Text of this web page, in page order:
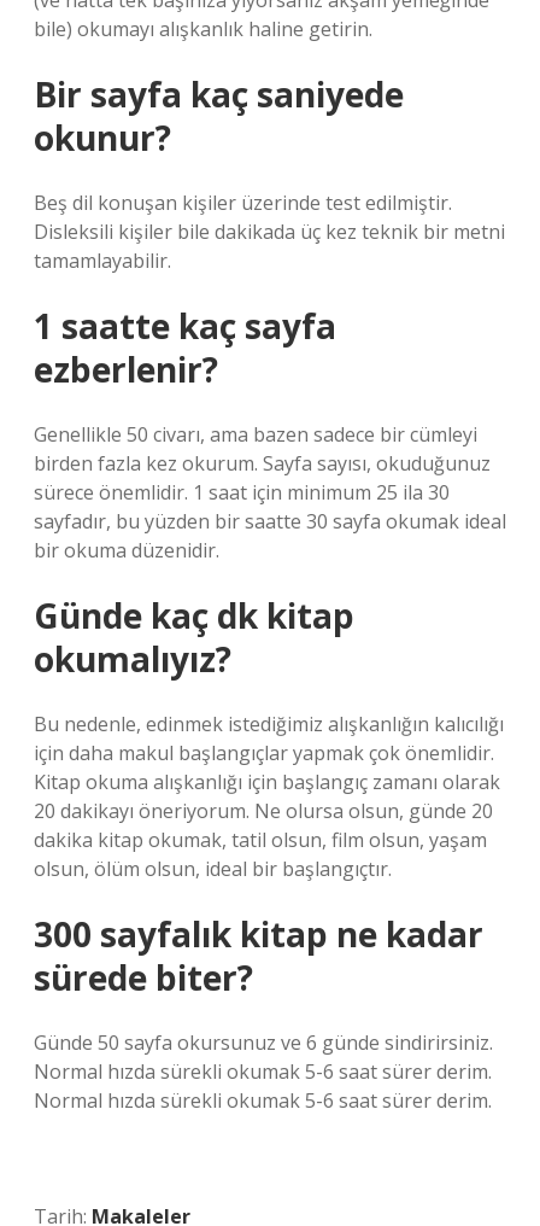
bile) okumayı alışkanlık haline getirin.
Bir sayfa kaç saniyede
okunur?
Beş dil konuşan kişiler üzerinde test edilmiştir.
Disleksili kişiler bile dakikada üç kez teknik bir metni
tamamlayabilir.
1 saatte kaç sayfa
ezberlenir?
Genellikle 50 civarı, ama bazen sadece bir cümleyi
birden fazla kez okurum. Sayfa sayısı, okuduğunuz
sürece önemlidir. 1 saat için minimum 25 ila 30
sayfadır, bu yüzden bir saatte 30 sayfa okumak ideal
bir okuma düzenidir.
Günde kaç dk kitap
okumalıyız?
Bu nedenle, edinmek istediğimiz alışkanlığın kalıcılığı
için daha makul başlangıçlar yapmak çok önemlidir.
Kitap okuma alışkanlığı için başlangıç ​​zamanı olarak
20 dakikayı öneriyorum. Ne olursa olsun, günde 20
dakika kitap okumak, tatil olsun, film olsun, yaşam
olsun, ölüm olsun, ideal bir başlangıçtır.
300 sayfalık kitap ne kadar
sürede biter?
Günde 50 sayfa okursunuz ve 6 günde sindirirsiniz.
Normal hızda sürekli okumak 5-6 saat sürer derim.
Normal hızda sürekli okumak 5-6 saat sürer derim.
Tarih: Makaleler